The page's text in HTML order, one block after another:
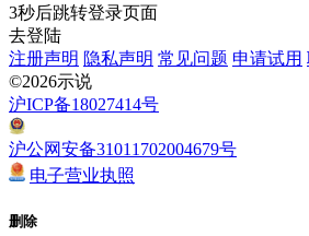
3秒后跳转登录页面
去登陆
注册声明 隐私声明 常见问题 申请试用
©2026示说
沪ICP备18027414号
沪公网安备31011702004679号
电子营业执照
删除